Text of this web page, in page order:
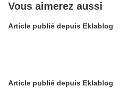
Vous aimerez aussi
Article publié depuis Eklablog
Article publié depuis Eklablog